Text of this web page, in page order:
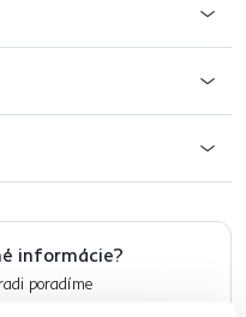
informácie?
poradíme